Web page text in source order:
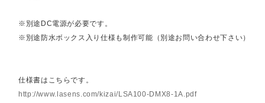
※別途DC電源が必要です。
※別途防水ボックス入り仕様も制作可能（別途お問い合わせ下さい）
仕様書はこちらです。
http://www.lasens.com/kizai/LSA100-DMX8-1A.pdf